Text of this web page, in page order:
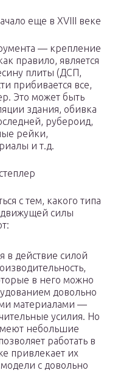
еще в XVIII веке
— крепление
правило, является
плиты (ДСП,
прибивается все,
Это может быть
здания, обивка
рубероид,
рейки,
и т.д.
с тем, какого типа
движущей силы
в действие силой
в него можно
довольно
материалами —
усилия. Но
небольшие
работать в
привлекает их
с довольно